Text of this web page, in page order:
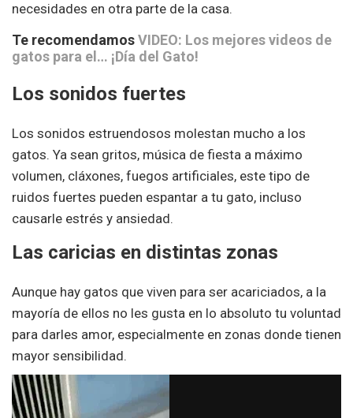
necesidades en otra parte de la casa.
Te recomendamosVIDEO: Los mejores videos de
gatos para el… ¡Día del Gato!
Los sonidos fuertes
Los sonidos estruendosos molestan mucho a los
gatos. Ya sean gritos, música de fiesta a máximo
volumen, cláxones, fuegos artificiales, este tipo de
ruidos fuertes pueden espantar a tu gato, incluso
causarle estrés y ansiedad.
Las caricias en distintas zonas
Aunque hay gatos que viven para ser acariciados, a la
mayoría de ellos no les gusta en lo absoluto tu voluntad
para darles amor, especialmente en zonas donde tienen
mayor sensibilidad.